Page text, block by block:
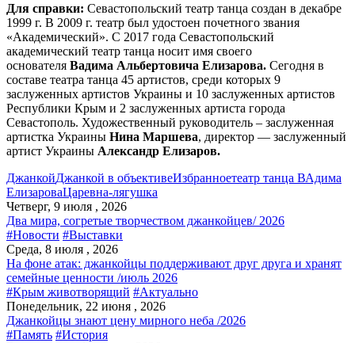
Для справки: Севастопольский театр танца создан в декабре
1999 г. В 2009 г. театр был удостоен почетного звания
«Академический». С 2017 года Севастопольский
академический театр танца носит имя своего
основателя Вадима Альбертовича Елизарова. Сегодня в
составе театра танца 45 артистов, среди которых 9
заслуженных артистов Украины и 10 заслуженных артистов
Республики Крым и 2 заслуженных артиста города
Севастополь. Художественный руководитель – заслуженная
артистка Украины Нина Маршева, директор — заслуженный
артист Украины Александр Елизаров.
ДжанкойДжанкой в объективеИзбранноетеатр танца ВАдима
ЕлизароваЦаревна-лягушка
Четверг, 9 июля , 2026
Два мира, согретые творчеством джанкойцев/ 2026
#Новости #Выставки
Среда, 8 июля , 2026
На фоне атак: джанкойцы поддерживают друг друга и хранят
семейные ценности /июль 2026
#Крым животворящий #Актуально
Понедельник, 22 июня , 2026
Джанкойцы знают цену мирного неба /2026
#Память #История